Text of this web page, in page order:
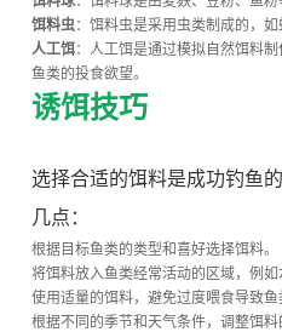
饵料虫：饵料虫是采用虫类制成的，
人工饵：人工饵是通过模拟自然饵料
鱼类的投食欲望。
诱饵技巧
选择合适的饵料是成功钓鱼
几点：
根据目标鱼类的类型和喜好选择饵料。
将饵料放入鱼类经常活动的区域，例
使用适量的饵料，避免过度喂食导致
根据不同的季节和天气条件，调整饵